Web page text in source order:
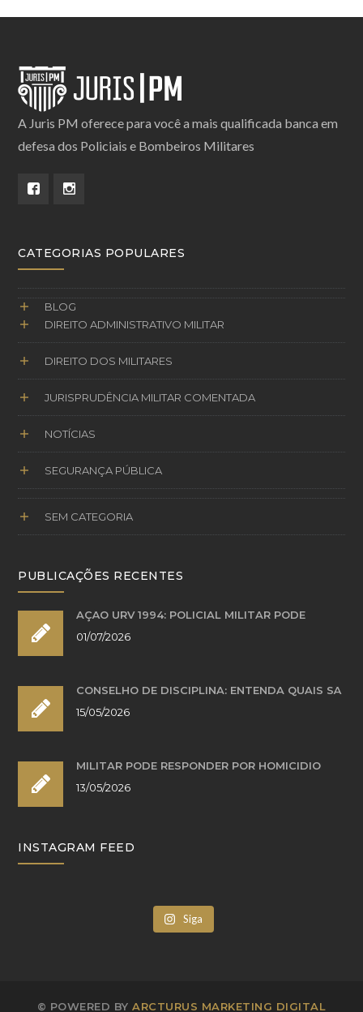
A Juris PM oferece para você a mais qualificada banca em
defesa dos Policiais e Bombeiros Militares
CATEGORIAS POPULARES
BLOG
DIREITO ADMINISTRATIVO MILITAR
DIREITO DOS MILITARES
JURISPRUDÊNCIA MILITAR COMENTADA
NOTÍCIAS
SEGURANÇA PÚBLICA
SEM CATEGORIA
PUBLICAÇÕES RECENTES
AÇÃO URV 1994: POLICIAL MILITAR PODE
01/07/2026
CONSELHO DE DISCIPLINA: ENTENDA QUAIS SÃ
15/05/2026
MILITAR PODE RESPONDER POR HOMICÍDIO
13/05/2026
INSTAGRAM FEED
Siga
© POWERED BYARCTURUS MARKETING DIGITAL